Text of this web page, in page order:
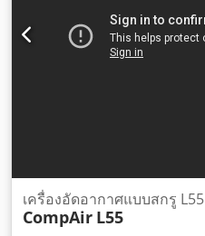
เครื่องอัดอากาศแบบสกรู L55
CompAir L55